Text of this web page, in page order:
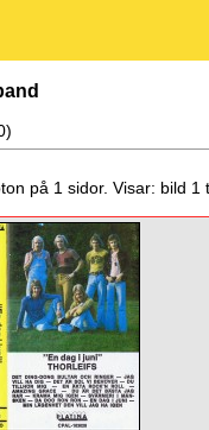
på 1 sidor. Visar: bild 1